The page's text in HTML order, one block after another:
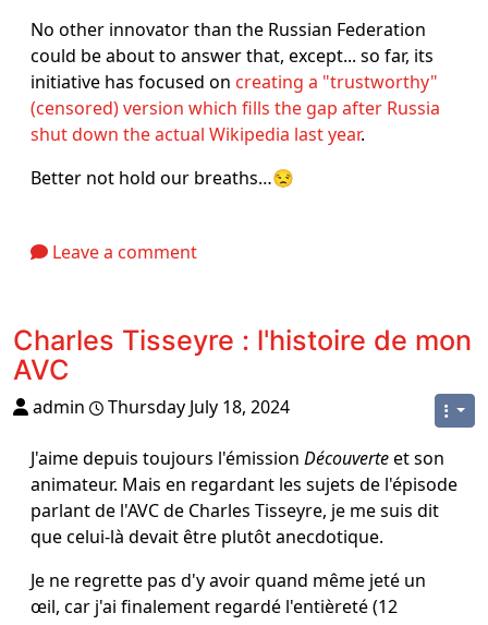
No other innovator than the Russian Federation
could be about to answer that, except... so far, its
initiative has focused on creating a "trustworthy"
(censored) version which fills the gap after Russia
shut down the actual Wikipedia last year.
Better not hold our breaths…😒
Leave a comment
Charles Tisseyre : l'histoire de mon
AVC
admin Thursday July 18, 2024
J'aime depuis toujours l'émission Découverteet son
animateur. Mais en regardant les sujets de l'épisode
parlant de l'AVC de Charles Tisseyre, je me suis dit
que celui-là devait être plutôt anecdotique.
Je ne regrette pas d'y avoir quand même jeté un
œil, car j'ai finalement regardé l'entièreté (12